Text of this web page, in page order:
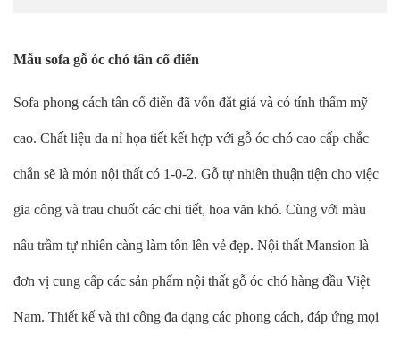
Mẫu sofa gỗ óc chó tân cổ điển
Sofa phong cách tân cổ điển đã vốn đắt giá và có tính thẩm mỹ
cao. Chất liệu da nỉ họa tiết kết hợp với gỗ óc chó cao cấp chắc
chắn sẽ là món nội thất có 1-0-2. Gỗ tự nhiên thuận tiện cho việc
gia công và trau chuốt các chi tiết, hoa văn khó. Cùng với màu
nâu trầm tự nhiên càng làm tôn lên vẻ đẹp. Nội thất Mansion là
đơn vị cung cấp các sản phẩm nội thất gỗ óc chó hàng đầu Việt
Nam. Thiết kế và thi công đa dạng các phong cách, đáp ứng mọi